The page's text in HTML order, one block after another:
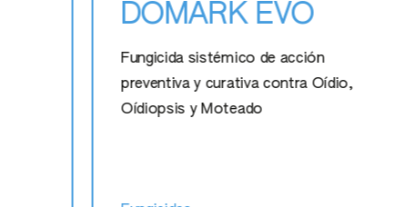
DOMARK EVO
Fungicida sistémico de acción
preventiva y curativa contra Oídio,
Oídiopsis y Moteado